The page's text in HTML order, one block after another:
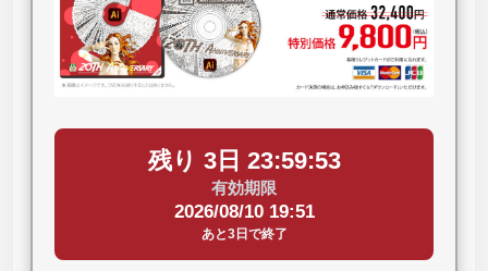
残り 3日 23:59:52
有効期限
2026/08/10 19:51
あと3日で終了